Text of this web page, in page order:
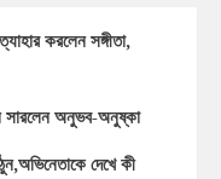
করলেন সঙ্গীতা,
সারলেন অনুভব-অনুষ্কা
দেখে কী